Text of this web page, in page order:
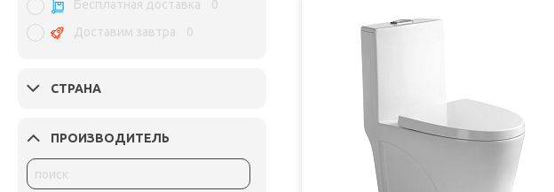
Бесплатная доставка
0
Доставим завтра
0
СТРАНА
ПРОИЗВОДИТЕЛЬ